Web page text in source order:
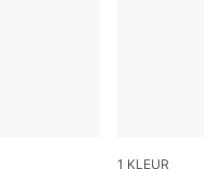
1 KLEUR